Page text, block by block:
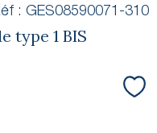
type 1 BIS
: GES08590071-310